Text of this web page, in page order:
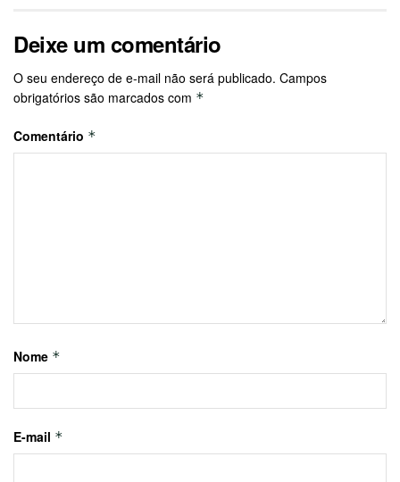
Deixe um comentário
O seu endereço de e-mail não será publicado. Campos
obrigatórios são marcados com *
Comentário *
Nome *
E-mail *